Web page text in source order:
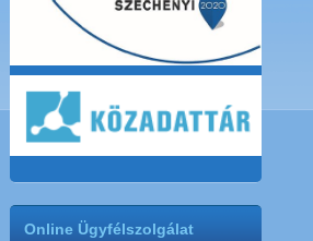
Online Ügyfélszolgálat